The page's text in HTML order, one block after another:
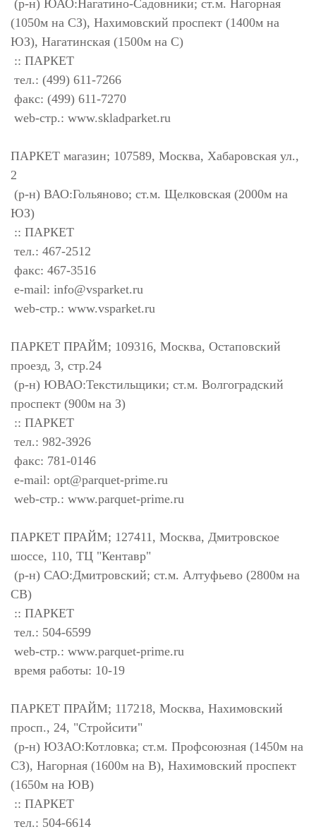
(р-н) ЮАО:Нагатино-Садовники; ст.м. Нагорная
(1050м на СЗ), Нахимовский проспект (1400м на
ЮЗ), Нагатинская (1500м на С)
:: ПАРКЕТ
тел.: (499) 611-7266
факс: (499) 611-7270
web-стр.: www.skladparket.ru
ПАРКЕТ магазин; 107589, Москва, Хабаровская ул.,
2
(р-н) ВАО:Гольяново; ст.м. Щелковская (2000м на
ЮЗ)
:: ПАРКЕТ
тел.: 467-2512
факс: 467-3516
e-mail: info@vsparket.ru
web-стр.: www.vsparket.ru
ПАРКЕТ ПРАЙМ; 109316, Москва, Остаповский
проезд, 3, стр.24
(р-н) ЮВАО:Текстильщики; ст.м. Волгоградский
проспект (900м на З)
:: ПАРКЕТ
тел.: 982-3926
факс: 781-0146
e-mail: opt@parquet-prime.ru
web-стр.: www.parquet-prime.ru
ПАРКЕТ ПРАЙМ; 127411, Москва, Дмитровское
шоссе, 110, ТЦ "Кентавр"
(р-н) САО:Дмитровский; ст.м. Алтуфьево (2800м на
СВ)
:: ПАРКЕТ
тел.: 504-6599
web-стр.: www.parquet-prime.ru
время работы: 10-19
ПАРКЕТ ПРАЙМ; 117218, Москва, Нахимовский
просп., 24, "Стройсити"
(р-н) ЮЗАО:Котловка; ст.м. Профсоюзная (1450м на
СЗ), Нагорная (1600м на В), Нахимовский проспект
(1650м на ЮВ)
:: ПАРКЕТ
тел.: 504-6614